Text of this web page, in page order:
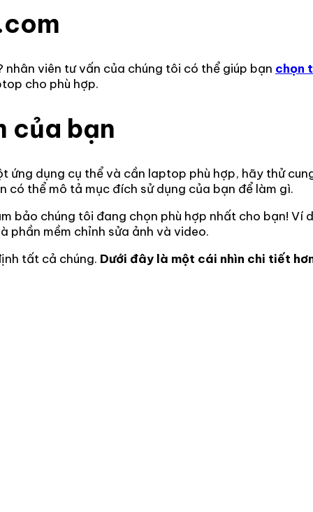
viên tư vấn của chúng tôi có thể giúp bạn chọn
cho phù hợp.
của bạn
ứng dụng cụ thể và cần laptop phù hợp, hãy thử
thể mô tả mục đích sử dụng của bạn để làm gì.
bảo chúng tôi đang chọn phù hợp nhất cho bạn! Ví
phần mềm chỉnh sửa ảnh và video.
tất cả chúng. Dưới đây là một cái nhìn chi tiết